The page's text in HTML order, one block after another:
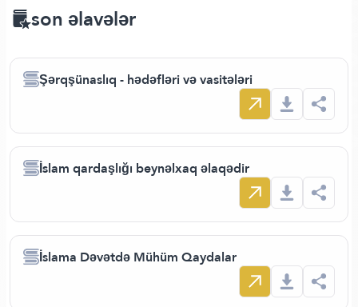
son əlavələr
Şərqşünaslıq - hədəfləri və vasitələri
İslam qardaşlığı beynəlxaq əlaqədir
İslama Dəvətdə Mühüm Qaydalar